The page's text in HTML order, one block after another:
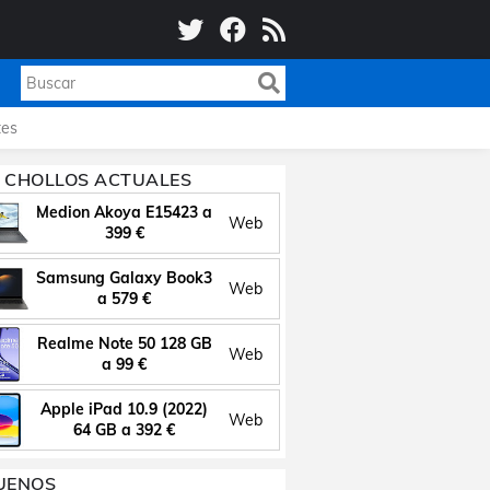
CHOLLOS ACTUALES
Medion Akoya E15423 a
399 €
Web
Samsung Galaxy Book3
a 579 €
Web
Realme Note 50 128 GB
a 99 €
Web
Apple iPad 10.9 (2022)
64 GB a 392 €
Web